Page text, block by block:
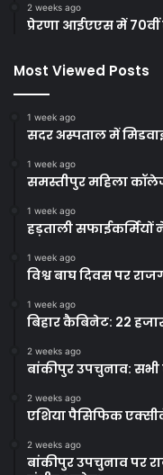
2 weeks ago
प्रेरणा आईएएस में 70वीं
Most Viewed Posts
1 week ago
सदर अस्पताल में
1 week ago
समस्तीपुर महिला
1 week ago
हड़ताली सफाईकर्मियों
1 week ago
विश्व बाघ दिवस पर
1 week ago
बिहार कैबिनेट: 22
2 weeks ago
बांकीपुर उपचुनाव: सभी
2 weeks ago
एशिया पैसिफिक
2 weeks ago
बांकीपुर उपचुनाव पर